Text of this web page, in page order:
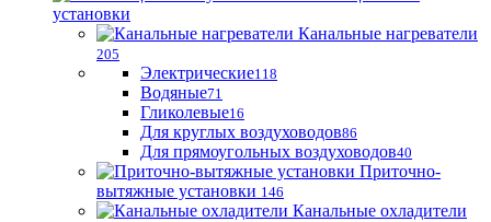
установки
Канальные нагреватели
205
Электрические118
Водяные71
Гликолевые16
Для круглых воздуховодов86
Для прямоугольных воздуховодов40
Приточно-
вытяжные установки 146
Канальные охладители